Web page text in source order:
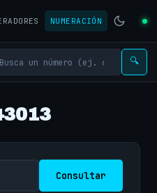
NUMERACIÓN
🔍
Consultar